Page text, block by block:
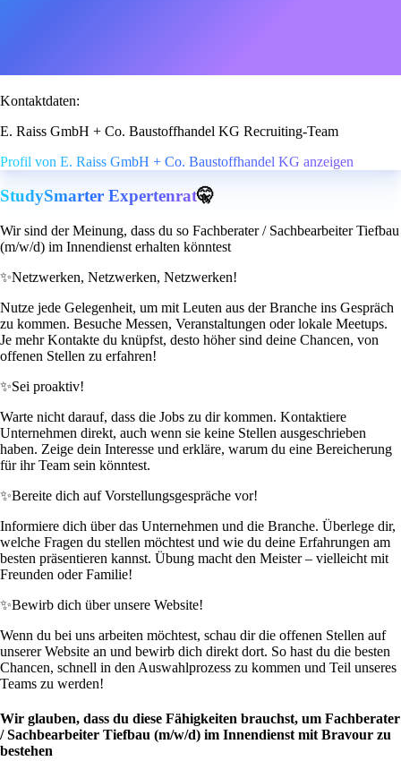
Kontaktdaten:
E. Raiss GmbH + Co. Baustoffhandel KG Recruiting-Team
Profil von E. Raiss GmbH + Co. Baustoffhandel KG anzeigen
StudySmarter Expertenrat🤫
Wir sind der Meinung, dass du so Fachberater / Sachbearbeiter Tiefbau
(m/w/d) im Innendienst erhalten könntest
✨Netzwerken, Netzwerken, Netzwerken!
Nutze jede Gelegenheit, um mit Leuten aus der Branche ins Gespräch
zu kommen. Besuche Messen, Veranstaltungen oder lokale Meetups.
Je mehr Kontakte du knüpfst, desto höher sind deine Chancen, von
offenen Stellen zu erfahren!
✨Sei proaktiv!
Warte nicht darauf, dass die Jobs zu dir kommen. Kontaktiere
Unternehmen direkt, auch wenn sie keine Stellen ausgeschrieben
haben. Zeige dein Interesse und erkläre, warum du eine Bereicherung
für ihr Team sein könntest.
✨Bereite dich auf Vorstellungsgespräche vor!
Informiere dich über das Unternehmen und die Branche. Überlege dir,
welche Fragen du stellen möchtest und wie du deine Erfahrungen am
besten präsentieren kannst. Übung macht den Meister – vielleicht mit
Freunden oder Familie!
✨Bewirb dich über unsere Website!
Wenn du bei uns arbeiten möchtest, schau dir die offenen Stellen auf
unserer Website an und bewirb dich direkt dort. So hast du die besten
Chancen, schnell in den Auswahlprozess zu kommen und Teil unseres
Teams zu werden!
Wir glauben, dass du diese Fähigkeiten brauchst, um Fachberater
/ Sachbearbeiter Tiefbau (m/w/d) im Innendienst mit Bravour zu
bestehen